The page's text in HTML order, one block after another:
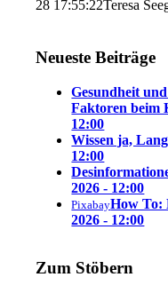
28 17:55:22Teresa
Neueste Beiträge
Gesundheit
Faktoren beim
12:00
Wissen ja,
12:00
2026 - 12:00
PixabayHow To:
2026 - 12:00
Zum Stöbern